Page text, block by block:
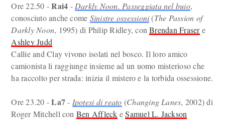
Ore 22.50 -Rai4 - Darkly Noon. Passeggiata nel buio,
conosciuto anche come Sinistre ossessioni(The Passion of
Darkly Noon, 1995) di Philip Ridley, conBrendan Frasere
Ashley Judd
Callie and Clay vivono isolati nel bosco. Il loro amico
camionista li raggiunge insieme ad un uomo misterioso che
ha raccolto per strada: inizia il mistero e la torbida ossessione.
Ore 23.20 -La7- Ipotesi di reato (Changing Lanes, 2002) di
Roger Mitchell con Ben Affleck eSamuel L. Jackson